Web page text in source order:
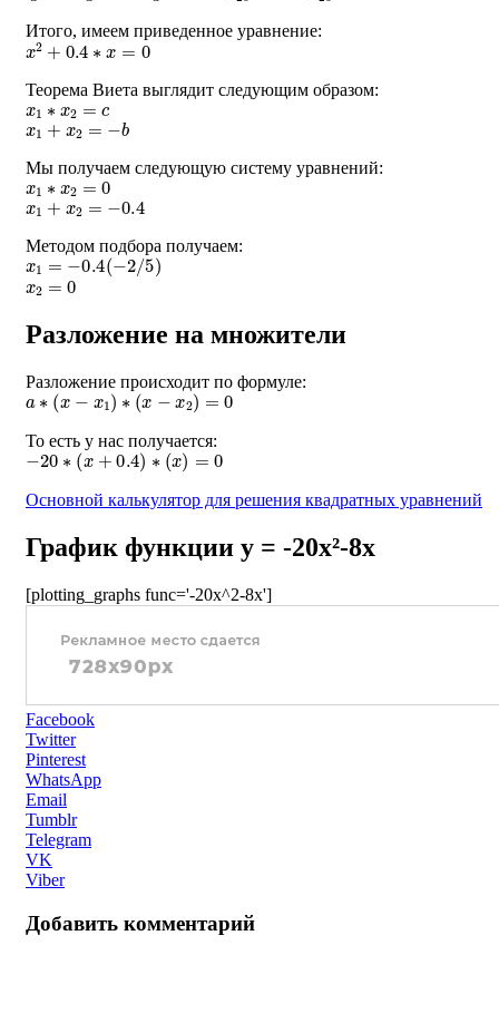
Итого, имеем приведенное уравнение:
x2+0.4 ∗x=0
Теорема Виета выглядит следующим образом:
x1∗x2= c
x1 + x2 =− b
Мы получаем следующую систему уравнений:
x1∗x2=0
x1 + x2 =− 0.4
Методом подбора получаем:
x1=−0.4( −2/5)
x2 =0
Разложение на множители
Разложение происходит по формуле:
a ∗(x−x1)∗ (x−x2)=0
То есть у нас получается:
−20∗(x+0.4 )∗(x)=0
Основной калькулятор для решения квадратных уравнений
График функции y = -20x²-8x
[plotting_graphs func='-20x^2-8x']
Facebook
Twitter
Pinterest
WhatsApp
Email
Tumblr
Telegram
VK
Viber
Добавить комментарий